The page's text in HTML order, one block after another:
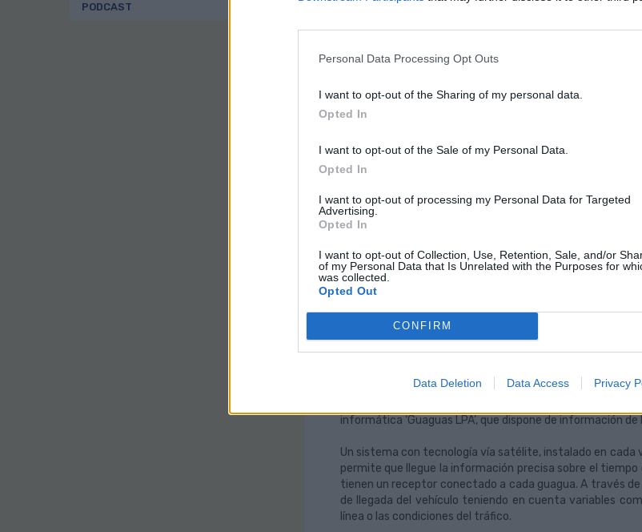
Personal Data Processing Opt Outs
I want to opt-out of the Sharing of my personal data.
Opted In
I want to opt-out of the Sale of my Personal Data.
Opted In
I want to opt-out of processing my Personal Data for Targeted
Advertising.
Opted In
I want to opt-out of Collection, Use, Retention, Sale, and/or
of my Personal Data that Is Unrelated with the Purposes for
was collected.
Opted Out
CONFIRM
Data Deletion Data Access Privacy
PODCAST
Los nuevos postes-paradas son alimentados
Tras realizar un estudio para determinar las
servicio, basados en el número medio de viajeros,
o lejanía al inicio de línea, Guaguas Municipales
postes-; Juan Rejón, 25; Parque Santa Catalina -3
Galicia (Mercado Central); Venegas (Usos Múltiples);
Venegas (Fuente Luminosa); Calzada Lateral Del Norte
Avda. Escaleritas (C.C. La Ballena); Carretera de Mata
Avda. Pintor Felo Monzón, 29; Virgen del Pilar (Pl.
(pl. Dr. Juan Bosch Millares); Calzada Lateral del Norte
Córdoba, 19; Pio XII (Estadio Insular); Avda. de La
Sámchez Peñate (C.C. Las Arenas); Emilio Ley (Piscina
Santa Clara); Avda. Escaleritas, 95 y Avda. Juan Carlos I, 20.
Mejoras en los sistemas de información al cliente
El formato ‘eCCo.P’ tiene una planta compacta de
interferir con la circulación de peatones. Al obtener toda
a la red eléctrica. Esto reduce el costo y la complejidad
pantallas puede ser actualizado o reemplazado de forma
Actualmente, Guaguas Municipales dispone de
mejoras en los sistemas de información al cliente,
de la compañía, de información estática completa de
informática ‘Guaguas LPA’, que dispone de información
Un sistema con tecnología vía satélite, instalado en cada
permite que llegue la información precisa sobre el
tienen un receptor conectado a cada guagua. A través
de llegada del vehículo teniendo en cuenta variables
línea o las condiciones del tráfico.